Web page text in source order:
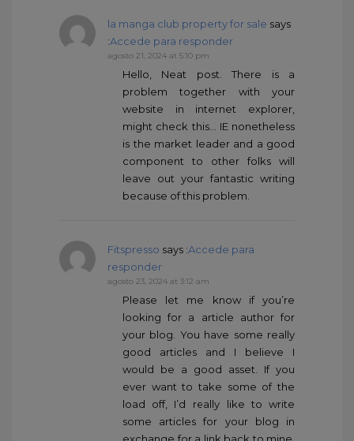
la manga club property for sale says
:Accede para responder
agosto 21, 2024 at 5:10 pm
Hello, Neat post. There is a
problem together with your
website in internet explorer,
might check this… IE nonetheless
is the market leader and a good
component to other folks will
leave out your fantastic writing
because of this problem.
Fitspresso says :Accede para
responder
agosto 23, 2024 at 3:12 am
Please let me know if you’re
looking for a article author for
your blog. You have some really
good articles and I believe I
would be a good asset. If you
ever want to take some of the
load off, I’d really like to write
some articles for your blog in